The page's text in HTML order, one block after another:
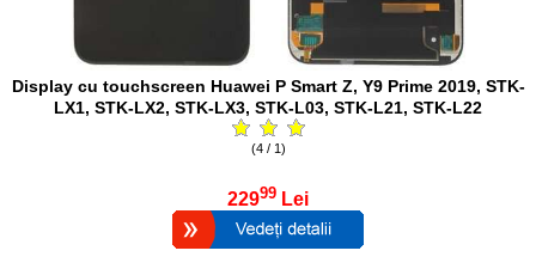
Display cu touchscreen Huawei P Smart Z, Y9 Prime 2019, STK-
LX1, STK-LX2, STK-LX3, STK-L03, STK-L21, STK-L22
(4 / 1)
22999 Lei